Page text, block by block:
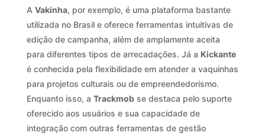
A Vakinha, por exemplo, é uma plataforma bastante
utilizada no Brasil e oferece ferramentas intuitivas de
edição de campanha, além de amplamente aceita
para diferentes tipos de arrecadações. Já a Kickante
é conhecida pela flexibilidade em atender a vaquinhas
para projetos culturais ou de empreendedorismo.
Enquanto isso, a Trackmobse destaca pelo suporte
oferecido aos usuários e sua capacidade de
integração com outras ferramentas de gestão